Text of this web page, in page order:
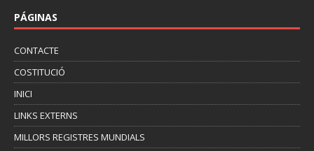
PÁGINAS
CONTACTE
COSTITUCIÓ
INICI
LINKS EXTERNS
MILLORS REGISTRES MUNDIALS